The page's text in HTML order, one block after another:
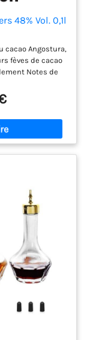
48% Vol. 0,1l
cacao Angostura,
fèves de cacao
Notes de
apportant une
à n'importe
au chocolat
comme un
un trait dans
L'art de
amateurs de
pour le bar à la